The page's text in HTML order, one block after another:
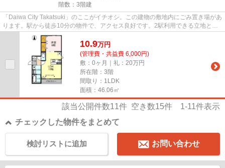
階数：3階建
「Daiwa City Takatsuki」のここがイチオシ。この建物の敷地内にごみ置き場があ
ります。駅から徒歩10分の物件で、アクセス良好です。2駅利用できる立地とな
っていて、アクセスが良いで...
10.9万円
(管理費・共益費 6,000円)
敷：0ヶ月｜礼：20万円
所在階：3階
間取り：1LDK
面積：46.06㎡
該当公開件数11件 空き数15件 1-11件表示
チェックした物件をまとめて
お問い合わせ
検討リストに追加